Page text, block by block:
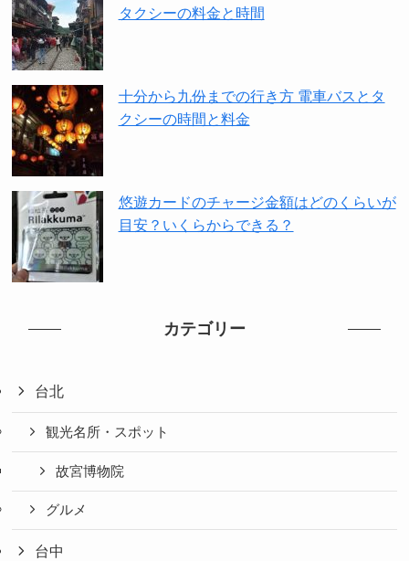
タクシーの料金と時間
十分から九份までの行き方 電車バスとタ
クシーの時間と料金
悠遊カードのチャージ金額はどのくらいが
目安？いくらからできる？
カテゴリー
台北
観光名所・スポット
故宮博物院
グルメ
台中